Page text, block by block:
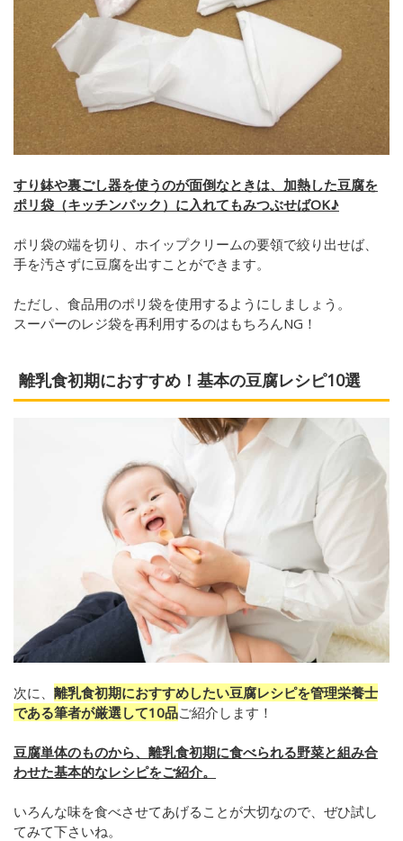
すり鉢や裏ごし器を使うのが面倒なときは、加熱した豆腐を
ポリ袋（キッチンパック）に入れてもみつぶせばOK♪
ポリ袋の端を切り、ホイップクリームの要領で絞り出せば、
手を汚さずに豆腐を出すことができます。
ただし、食品用のポリ袋を使用するようにしましょう。
スーパーのレジ袋を再利用するのはもちろんNG！
離乳食初期におすすめ！基本の豆腐レシピ10選
次に、 離乳食初期におすすめしたい豆腐レシピを管理栄養士
である筆者が厳選して10品ご紹介します！
豆腐単体のものから、離乳食初期に食べられる野菜と組み合
わせた基本的なレシピをご紹介。
いろんな味を食べさせてあげることが大切なので、ぜひ試し
てみて下さいね。